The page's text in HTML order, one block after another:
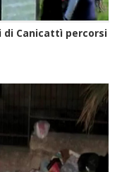
di Canicattì percorsi